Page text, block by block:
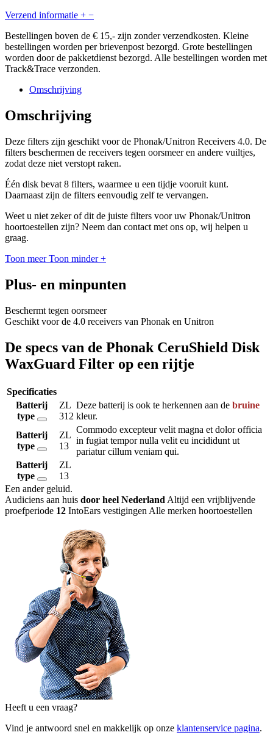
Verzend informatie + −
Bestellingen boven de € 15,- zijn zonder verzendkosten. Kleine
bestellingen worden per brievenpost bezorgd. Grote bestellingen
worden door de pakketdienst bezorgd. Alle bestellingen worden met
Track&Trace verzonden.
Omschrijving
Omschrijving
Deze filters zijn geschikt voor de Phonak/Unitron Receivers 4.0. De
filters beschermen de receivers tegen oorsmeer en andere vuiltjes,
zodat deze niet verstopt raken.
Één disk bevat 8 filters, waarmee u een tijdje vooruit kunt.
Daarnaast zijn de filters eenvoudig zelf te vervangen.
Weet u niet zeker of dit de juiste filters voor uw Phonak/Unitron
hoortoestellen zijn? Neem dan contact met ons op, wij helpen u
graag.
Toon meer Toon minder +
Plus- en minpunten
Beschermt tegen oorsmeer
Geschikt voor de 4.0 receivers van Phonak en Unitron
De specs van de Phonak CeruShield Disk
WaxGuard Filter op een rijtje
Specificaties
Batterij
type
ZL
312
Deze batterij is ook te herkennen aan de bruine
kleur.
Batterij
type
ZL
13
Commodo excepteur velit magna et dolor officia
in fugiat tempor nulla velit eu incididunt ut
pariatur cillum veniam qui.
Batterij
type
ZL
13
Een ander geluid.
Audiciens aan huis door heel Nederland Altijd een vrijblijvende
proefperiode 12 IntoEars vestigingen Alle merken hoortoestellen
Heeft u een vraag?
Vind je antwoord snel en makkelijk op onze klantenservice pagina.